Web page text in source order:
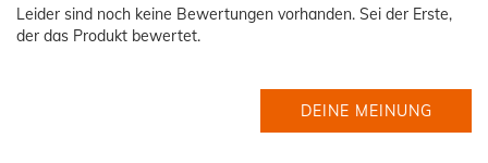
Leider sind noch keine Bewertungen vorhanden. Sei der Erste,
der das Produkt bewertet.
DEINE MEINUNG